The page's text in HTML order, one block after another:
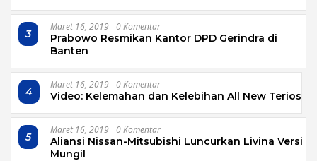
3
Maret 16, 2019 0 Komentar
Prabowo Resmikan Kantor DPD Gerindra di
Banten
4
Maret 16, 2019 0 Komentar
Video: Kelemahan dan Kelebihan All New Terios
5
Maret 16, 2019 0 Komentar
Aliansi Nissan-Mitsubishi Luncurkan Livina Versi
Mungil